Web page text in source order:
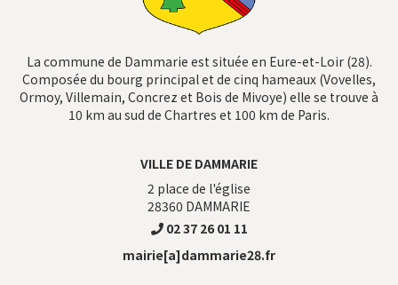
La commune de Dammarie est située en Eure-et-Loir (28).
Composée du bourg principal et de cinq hameaux (Vovelles,
Ormoy, Villemain, Concrez et Bois de Mivoye) elle se trouve à
10 km au sud de Chartres et 100 km de Paris.
VILLE DE DAMMARIE
2 place de l'église
28360 DAMMARIE
02 37 26 01 11
mairie[a]dammarie28.fr